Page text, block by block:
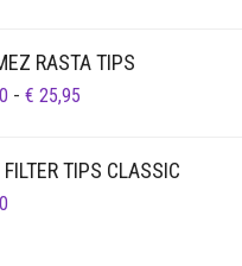
RASTA TIPS
- € 25,95
€ 25,95
FILTER TIPS CLASSIC